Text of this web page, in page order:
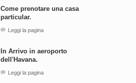
Come prenotare una casa
particular.
Leggi la pagina
In Arrivo in aeroporto
dell'Havana.
Leggi la pagina